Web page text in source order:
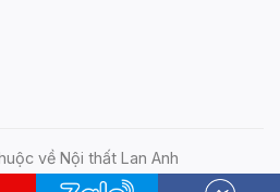
về Nội thất Lan Anh